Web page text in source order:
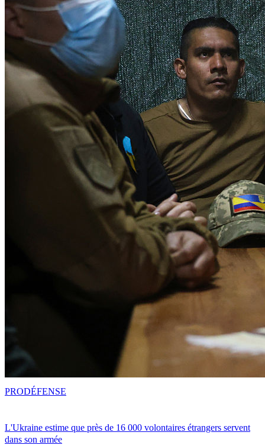
L'Ukraine estime que près de 16 000 volontaires étrangers servent
dans son armée
PRODÉFENSE